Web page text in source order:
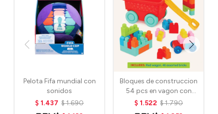
Pelota Fifa mundial con
sonidos
$ 1.437 $1.690
Bloques de construccion
54 pcs en vagon con
ruedas 18m+
$ 1.522 $1.790